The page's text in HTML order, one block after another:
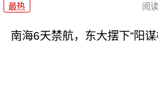
最热 阅读
南海6天禁航，东大摆下“阳谋